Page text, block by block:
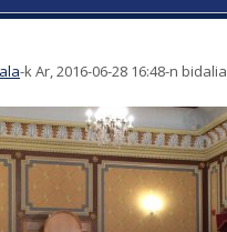
-k Ar, 2016-06-28 16:48-n bidalia